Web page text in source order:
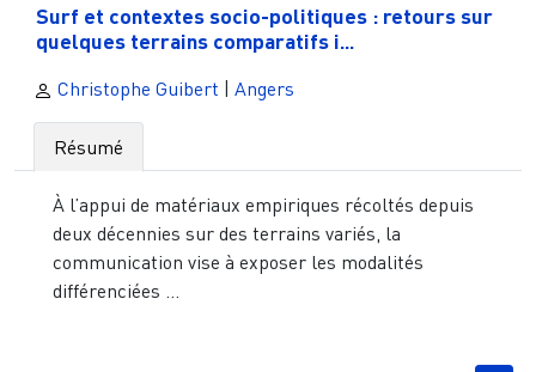
Surf et contextes socio-politiques : retours sur
quelques terrains comparatifs i...
Christophe Guibert | Angers
Résumé
À l’appui de matériaux empiriques récoltés depuis
deux décennies sur des terrains variés, la
communication vise à exposer les modalités
différenciées ...